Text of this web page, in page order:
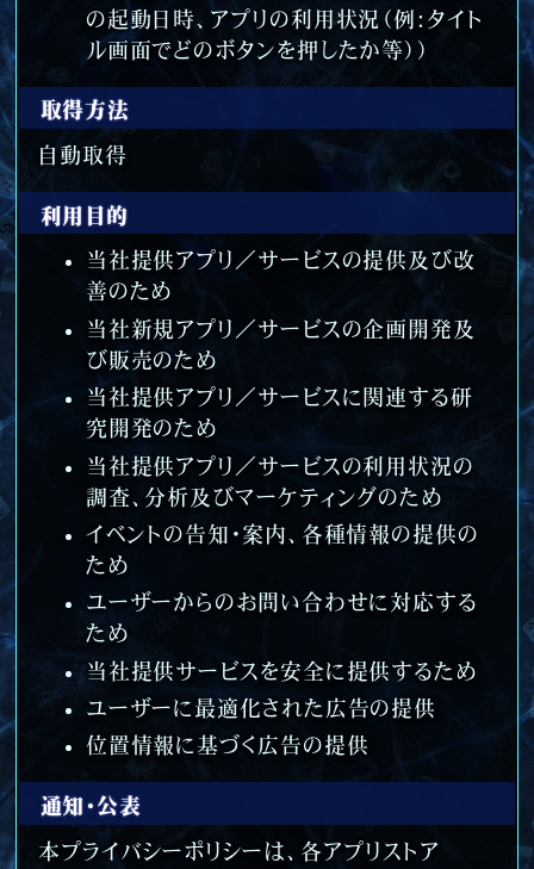
の起動日時、アプリの利用状況（例：タイト
ル画面でどのボタンを押したか等））
取得方法
自動取得
利用目的
当社提供アプリ／サービスの提供及び改
善のため
当社新規アプリ／サービスの企画開発及
び販売のため
当社提供アプリ／サービスに関連する研
究開発のため
当社提供アプリ／サービスの利用状況の
調査、分析及びマーケティングのため
イベントの告知・案内、各種情報の提供の
ため
ユーザーからのお問い合わせに対応する
ため
当社提供サービスを安全に提供するため
ユーザーに最適化された広告の提供
位置情報に基づく広告の提供
通知・公表
本プライバシーポリシーは、各アプリストア